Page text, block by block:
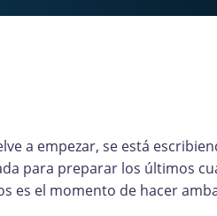
a empezar, se está
para preparar los últimos
es el momento de hacer